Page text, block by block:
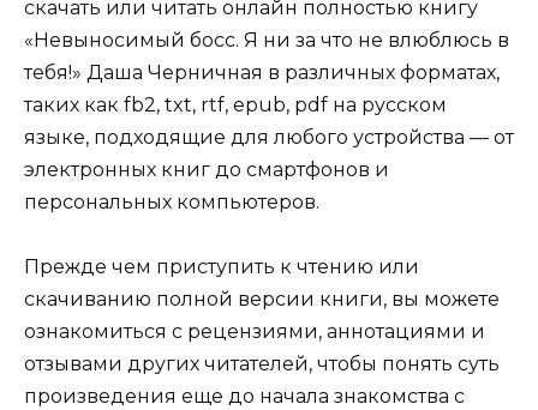
скачать или читать онлайн полностью книгу
«Невыносимый босс. Я ни за что не влюблюсь в
тебя!» Даша Черничная в различных форматах,
таких как fb2, txt, rtf, epub, pdf на русском
языке, подходящие для любого устройства — от
электронных книг до смартфонов и
персональных компьютеров.
Прежде чем приступить к чтению или
скачиванию полной версии книги, вы можете
ознакомиться с рецензиями, аннотациями и
отзывами других читателей, чтобы понять суть
произведения еще до начала знакомства с